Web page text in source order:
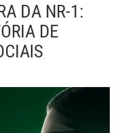
DA NR-1:
DE